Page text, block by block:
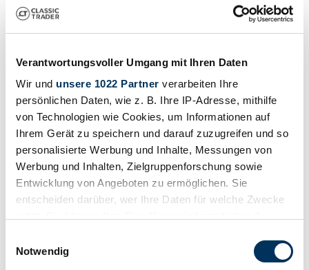
Verantwortungsvoller Umgang mit Ihren Daten
Wir und unsere 1022 Partner verarbeiten Ihre
persönlichen Daten, wie z. B. Ihre IP-Adresse, mithilfe
von Technologien wie Cookies, um Informationen auf
Ihrem Gerät zu speichern und darauf zuzugreifen und so
personalisierte Werbung und Inhalte, Messungen von
Werbung und Inhalten, Zielgruppenforschung sowie
Entwicklung von Angeboten zu ermöglichen. Sie
entscheiden darüber, wer Ihre Daten für welche Zwecke
Trigger Symbol ändern oder widerrufen
Notwendig
Dealer